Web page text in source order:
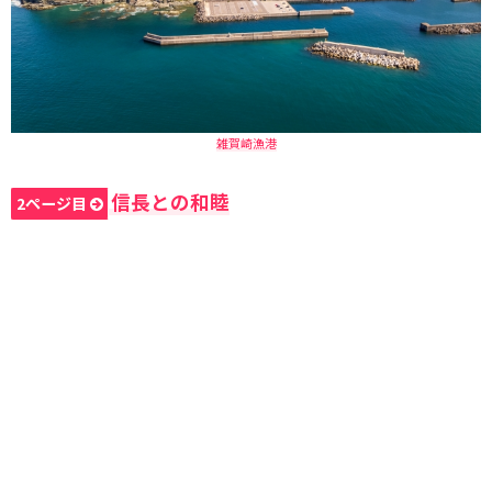
雑賀崎漁港
2ページ目 信長との和睦